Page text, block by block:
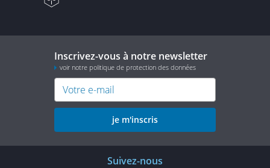
Inscrivez-vous à notre newsletter
voir notre politique de protection des données
je m'inscris
Suivez-nous